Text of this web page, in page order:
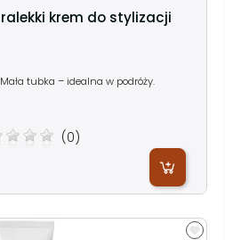
krem do stylizacji
tubka – idealna w podróży.
(0)